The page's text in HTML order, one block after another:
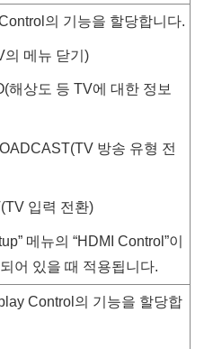
의 기능을 할당합니다.
의 메뉴 닫기)
(해상도 등 TV에 대한 정보
(TV 방송 유형 전
(TV 입력 전환)
” 메뉴의 “HDMI Control ”이
어 있을 때 적용됩니다.
Control의 기능을 할당합